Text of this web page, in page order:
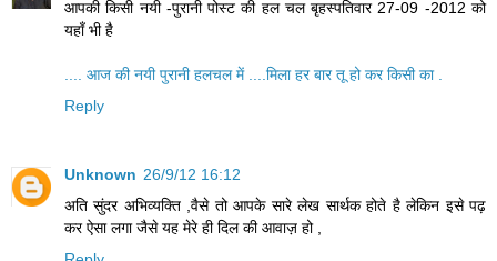
आपकी किसी नयी -पुरानी पोस्ट की हल चल बृहस्पतिवार 27-09 -2012 को
यहाँ भी है
.... आज की नयी पुरानी हलचल में ....मिला हर बार तू हो कर किसी का .
Reply
Unknown 26/9/12 16:12
अति सुंदर अभिव्यक्ति ,वैसे तो आपके सारे लेख सार्थक होते है लेकिन इसे पढ़
कर ऐसा लगा जैसे यह मेरे ही दिल की आवाज़ हो ,